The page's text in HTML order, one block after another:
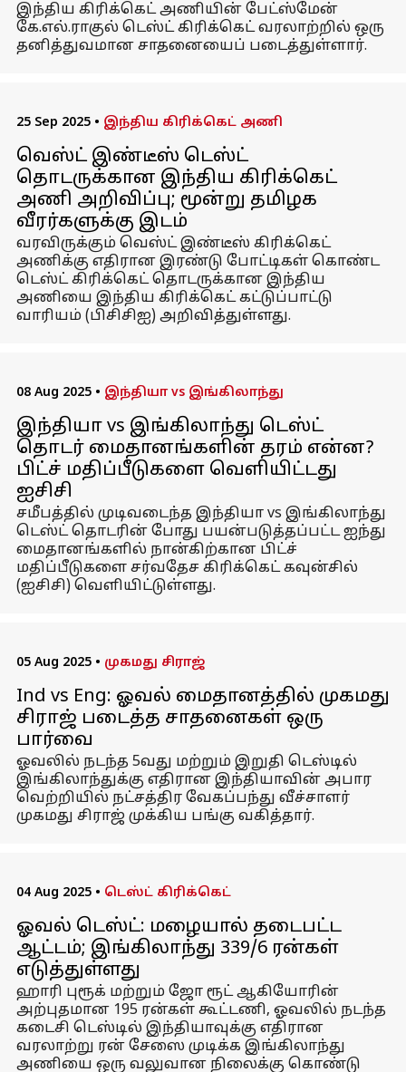
இந்திய கிரிக்கெட் அணியின் பேட்ஸ்மேன்
கே.எல்.ராகுல் டெஸ்ட் கிரிக்கெட் வரலாற்றில் ஒரு
தனித்துவமான சாதனையைப் படைத்துள்ளார்.
25 Sep 2025 • இந்திய கிரிக்கெட் அணி
வெஸ்ட் இண்டீஸ் டெஸ்ட்
தொடருக்கான இந்திய கிரிக்கெட்
அணி அறிவிப்பு; மூன்று தமிழக
வீரர்களுக்கு இடம்
வரவிருக்கும் வெஸ்ட் இண்டீஸ் கிரிக்கெட்
அணிக்கு எதிரான இரண்டு போட்டிகள் கொண்ட
டெஸ்ட் கிரிக்கெட் தொடருக்கான இந்திய
அணியை இந்திய கிரிக்கெட் கட்டுப்பாட்டு
வாரியம் (பிசிசிஐ) அறிவித்துள்ளது.
08 Aug 2025 • இந்தியா vs இங்கிலாந்து
இந்தியா vs இங்கிலாந்து டெஸ்ட்
தொடர் மைதானங்களின் தரம் என்ன?
பிட்ச் மதிப்பீடுகளை வெளியிட்டது
ஐசிசி
சமீபத்தில் முடிவடைந்த இந்தியா vs இங்கிலாந்து
டெஸ்ட் தொடரின் போது பயன்படுத்தப்பட்ட ஐந்து
மைதானங்களில் நான்கிற்கான பிட்ச்
மதிப்பீடுகளை சர்வதேச கிரிக்கெட் கவுன்சில்
(ஐசிசி) வெளியிட்டுள்ளது.
05 Aug 2025 • முகமது சிராஜ்
Ind vs Eng: ஓவல் மைதானத்தில் முகமது
சிராஜ் படைத்த சாதனைகள் ஒரு
பார்வை
ஓவலில் நடந்த 5வது மற்றும் இறுதி டெஸ்டில்
இங்கிலாந்துக்கு எதிரான இந்தியாவின் அபார
வெற்றியில் நட்சத்திர வேகப்பந்து வீச்சாளர்
முகமது சிராஜ் முக்கிய பங்கு வகித்தார்.
04 Aug 2025 • டெஸ்ட் கிரிக்கெட்
ஓவல் டெஸ்ட்: மழையால் தடைபட்ட
ஆட்டம்; இங்கிலாந்து 339/6 ரன்கள்
எடுத்துள்ளது
ஹாரி புரூக் மற்றும் ஜோ ரூட் ஆகியோரின்
அற்புதமான 195 ரன்கள் கூட்டணி, ஓவலில் நடந்த
கடைசி டெஸ்டில் இந்தியாவுக்கு எதிரான
வரலாற்று ரன் சேஸை முடிக்க இங்கிலாந்து
அணியை ஒரு வலுவான நிலைக்கு கொண்டு